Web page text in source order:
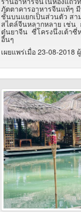
ภัตตาคารอาหารจีนแท้ๆ
ชั้นบนแยกเป็นส่วนตัว สา
สไตล์จีนหลากหลาย เช่น
ตุ๋นยาจีน ซี่โครงนึ่งเต้าซี่
อื่นๆ
เผยแพร่เมื่อ 23-08-2018